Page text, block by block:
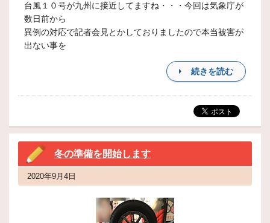
台風１０号が九州に接近してますね・・・今回は気象庁が
数日前から
異例の対応で記者会見とかしておりましたので本当被害が
出ない事を
続きを読む
冬の準備を開始します
2020年9月4日